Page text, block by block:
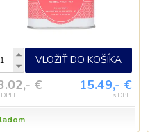
VLOŽIŤ DO KOŠÍKA
€
DPH
15.49,- €
s DPH